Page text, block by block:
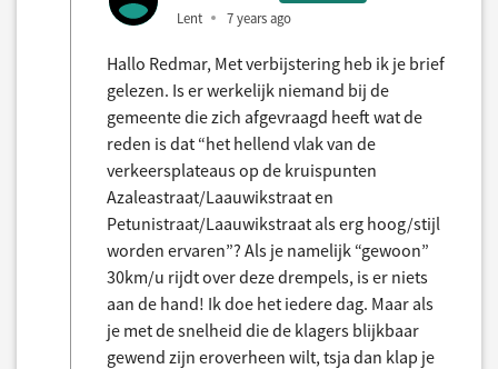
Lent 7 years ago
Hallo Redmar, Met verbijstering heb ik je brief
gelezen. Is er werkelijk niemand bij de
gemeente die zich afgevraagd heeft wat de
reden is dat “het hellend vlak van de
verkeersplateaus op de kruispunten
Azaleastraat/Laauwikstraat en
Petunistraat/Laauwikstraat als erg hoog/stijl
worden ervaren”? Als je namelijk “gewoon”
30km/u rijdt over deze drempels, is er niets
aan de hand! Ik doe het iedere dag. Maar als
je met de snelheid die de klagers blijkbaar
gewend zijn eroverheen wilt, tsja dan klap je